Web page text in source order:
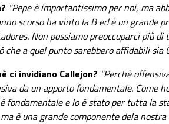
"Pepe è importantissimo per noi, ma
scorso ha vinto la B ed è un grande
Non possiamo preoccuparci più
che a quel punto sarebbero affidabili sia
ci invidiano Callejon? "Perchè
da un apporto fondamentale. Come
fondamentale e lo è stato per tutta la
è una grande componente dela